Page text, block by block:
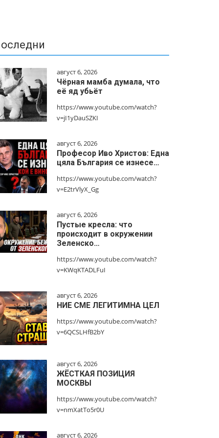
август 6, 2026
Чёрная мамба думала, что
её яд убьёт
https://www.youtube.com/watch?
v=jI1yDauSZKI
август 6, 2026
Професор Иво Христов: Една
цяла България се изнесе…
https://www.youtube.com/watch?
v=E2trVlyX_Gg
август 6, 2026
Пустые кресла: что
происходит в окружении
Зеленско…
https://www.youtube.com/watch?
v=KWqKTADLFuI
август 6, 2026
НИЕ СМЕ ЛЕГИТИМНА ЦЕЛ
https://www.youtube.com/watch?
v=6QCSLHfB2bY
август 6, 2026
ЖЁСТКАЯ ПОЗИЦИЯ
МОСКВЫ
https://www.youtube.com/watch?
v=nmXatTo5r0U
август 6, 2026